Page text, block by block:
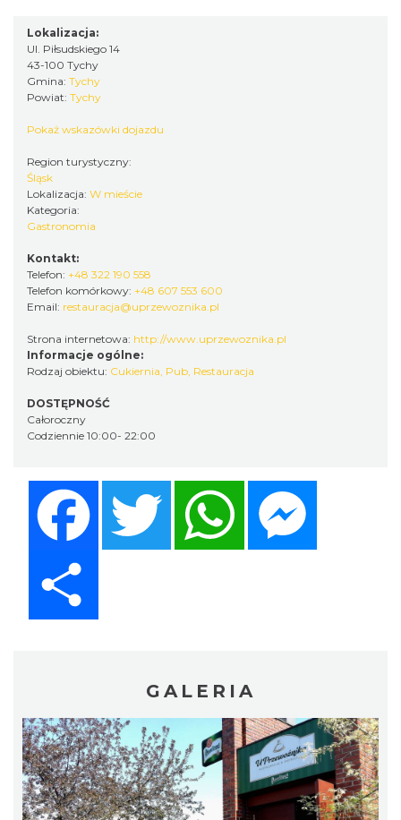
Lokalizacja:
Ul. Piłsudskiego 14
43-100 Tychy
Gmina: Tychy
Powiat: Tychy
Pokaż wskazówki dojazdu
Region turystyczny:
Śląsk
Lokalizacja: W mieście
Kategoria:
Gastronomia
Kontakt:
Telefon: +48 322 190 558
Telefon komórkowy: +48 607 553 600
Email: restauracja@uprzewoznika.pl
Strona internetowa: http://www.uprzewoznika.pl
Informacje ogólne:
Rodzaj obiektu: Cukiernia Pub Restauracja
DOSTĘPNOŚĆ
Całoroczny
Codziennie 10:00- 22:00
Twitter
GALERIA